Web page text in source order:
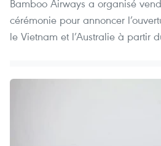
Bamboo Airways a organisé
cérémonie pour annoncer
le Vietnam et l’Australie à partir